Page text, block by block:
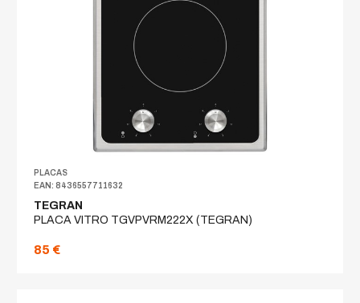
PLACAS
EAN: 8436557711632
TEGRAN
PLACA VITRO TGVPVRM222X (TEGRAN)
85 €